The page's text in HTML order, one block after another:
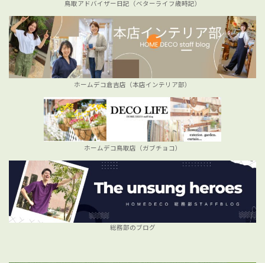
鳥取アドバイザー日記（ベターライフ歳時記）
ホームデコ倉吉店（本店インテリア部）
ホームデコ鳥取店（ガブチョコ）
総務部のブログ